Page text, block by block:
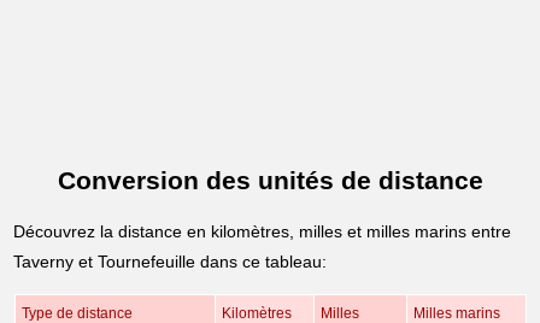
Conversion des unités de distance
Découvrez la distance en kilomètres, milles et milles marins entre
Taverny et Tournefeuille dans ce tableau:
Type de distance Kilomètres Milles Milles marins